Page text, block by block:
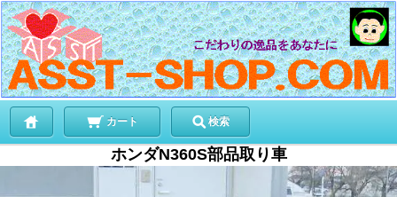
カート 検索
ホンダN360S部品取り車